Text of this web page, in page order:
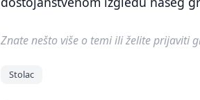
Znate nešto više o temi ili želite prijaviti
Stolac